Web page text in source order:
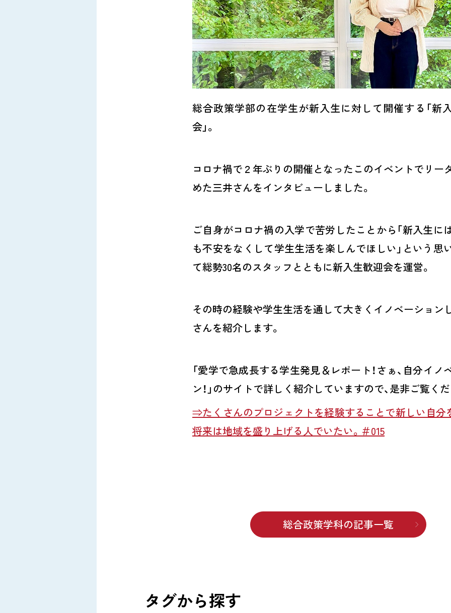
総合政策学部の在学生が新入生に対して開催する「新
会」。
コロナ禍で２年ぶりの開催となったこのイベントでリー
めた三井さんをインタビューしました。
ご自身がコロナ禍の入学で苦労したことから「新入生に
も不安をなくして学生生活を楽しんでほしい」という思
て総勢30名のスタッフとともに新入生歓迎会を運営。
その時の経験や学生生活を通して大きくイノベーション
さんを紹介します。
「愛学で急成長する学生発見＆レポート！さぁ、自分イノ
ン！」のサイトで詳しく紹介していますので、是非ご覧く
⇒たくさんのプロジェクトを経験することで新しい自分
将来は地域を盛り上げる人でいたい。＃015
総合政策学科の記事一覧
タグから探す